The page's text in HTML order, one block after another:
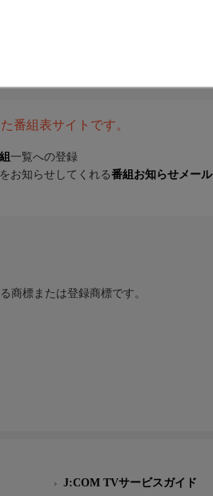
番組表サイトです。
一覧への登録
お知らせしてくれる番組お知らせメール
商標または登録商標です。
J:COM TVサービスガイド